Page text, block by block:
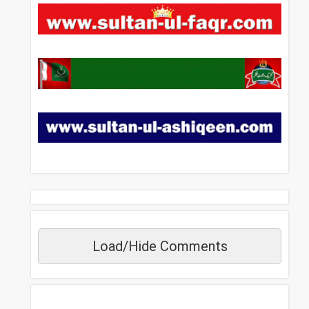
Load/Hide Comments